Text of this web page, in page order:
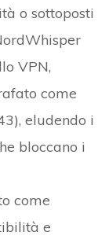
o sottoposti
VPN,
come
eludendo i
bloccano i
come
e